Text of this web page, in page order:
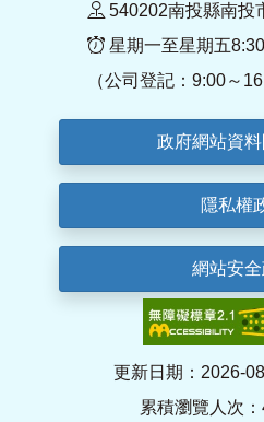
540202南投縣南投
星期一至星期五
（公司登記：9:00～
政府網站資
隱私權
網站安
更新日期：2026-
累積瀏覽人次